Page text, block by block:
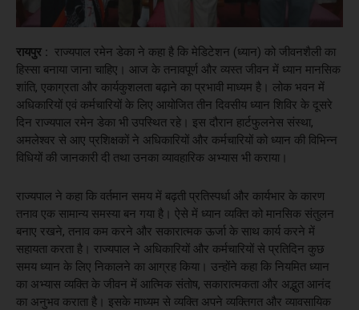
रायपुर : राज्यपाल रमेन डेका ने कहा है कि मेडिटेशन (ध्यान) को जीवनशैली का
हिस्सा बनाया जाना चाहिए। आज के तनावपूर्ण और व्यस्त जीवन में ध्यान मानसिक
शांति, एकाग्रता और कार्यकुशलता बढ़ाने का प्रभावी माध्यम है। लोक भवन में
अधिकारियों एवं कर्मचारियों के लिए आयोजित तीन दिवसीय ध्यान शिविर के दूसरे
दिन राज्यपाल रमेन डेका भी उपस्थित रहे। इस दौरान हार्टफुलनेस संस्था,
अमलेश्वर से आए प्रशिक्षकों ने अधिकारियों और कर्मचारियों को ध्यान की विभिन्न
विधियों की जानकारी दी तथा उनका व्यावहारिक अभ्यास भी कराया।
राज्यपाल ने कहा कि वर्तमान समय में बढ़ती प्रतिस्पर्धा और कार्यभार के कारण
तनाव एक सामान्य समस्या बन गया है। ऐसे में ध्यान व्यक्ति को मानसिक संतुलन
बनाए रखने, तनाव कम करने और सकारात्मक ऊर्जा के साथ कार्य करने में
सहायता करता है। राज्यपाल ने अधिकारियों और कर्मचारियों से प्रतिदिन कुछ
समय ध्यान के लिए निकालने का आग्रह किया। उन्होंने कहा कि नियमित ध्यान
का अभ्यास व्यक्ति के जीवन में आत्मिक संतोष, सकारात्मकता और अद्भुत आनंद
का अनुभव कराता है। इसके माध्यम से व्यक्ति अपने व्यक्तिगत और व्यावसायिक